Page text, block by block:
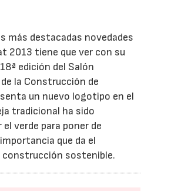
más destacadas novedades
2013 tiene que ver con su
edición del Salón
la Construcción de
un nuevo logotipo en el
tradicional ha sido
verde para poner de
que da el
construcción sostenible.